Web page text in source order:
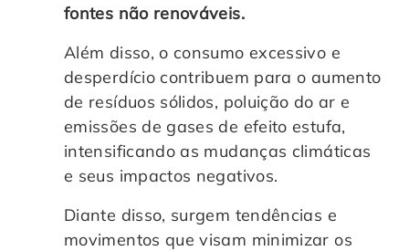
fontes não renováveis.
Além disso, o consumo excessivo e
desperdício contribuem para o aumento
de resíduos sólidos, poluição do ar e
emissões de gases de efeito estufa,
intensificando as mudanças climáticas
e seus impactos negativos.
Diante disso, surgem tendências e
movimentos que visam minimizar os